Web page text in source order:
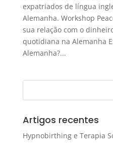
expatriados de língua
Alemanha. Workshop
sua relação com o
quotidiana na Alemanha
Alemanha?...
Artigos recentes
Hypnobirthing e Terapia